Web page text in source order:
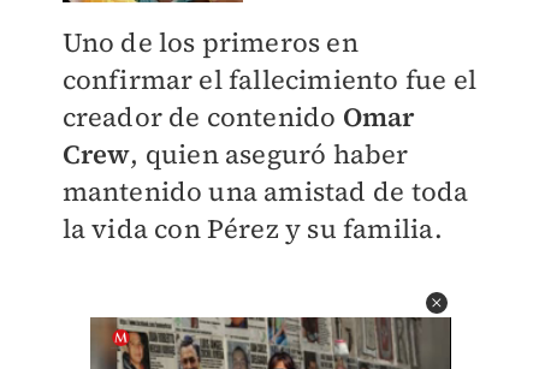
Uno de los primeros en
confirmar el fallecimiento fue el
creador de contenido Omar
Crew, quien aseguró haber
mantenido una amistad de toda
la vida con Pérez y su familia.